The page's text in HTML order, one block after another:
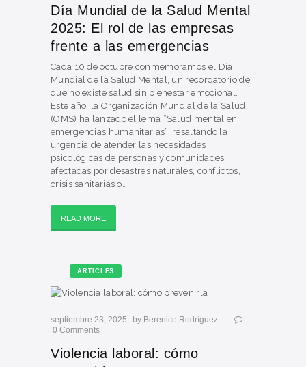
Día Mundial de la Salud Mental
2025: El rol de las empresas
frente a las emergencias
Cada 10 de octubre conmemoramos el Día
Mundial de la Salud Mental, un recordatorio de
que no existe salud sin bienestar emocional.
Este año, la Organización Mundial de la Salud
(OMS) ha lanzado el lema “Salud mental en
emergencias humanitarias”, resaltando la
urgencia de atender las necesidades
psicológicas de personas y comunidades
afectadas por desastres naturales, conflictos,
crisis sanitarias o…
READ MORE
ARTICLES
septiembre 23, 2025 by Berenice Rodríguez
0 Comments
Violencia laboral: cómo